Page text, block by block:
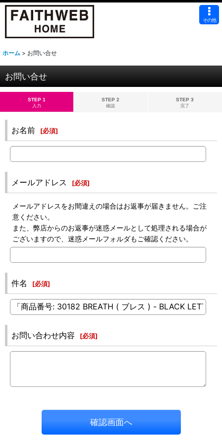
その他
ホーム > お問い合せ
お問い合せ
STEP 1
入力
STEP 2
確認
STEP 3
完了
お名前 [必須]
メールアドレス [必須]
メールアドレスをお間違えの場合はお返事が届きません。ご注
意ください。
また、弊店からのお返事が迷惑メールとして処理される場合が
ございますので、迷惑メールフォルダもご確認ください。
件名 [必須]
お問い合わせ内容 [必須]
確認画面へ